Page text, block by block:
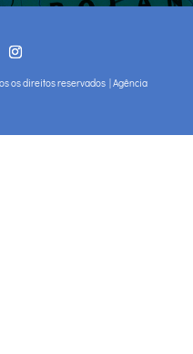
os direitos reservados |Agência